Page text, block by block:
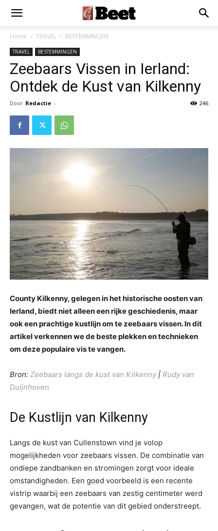
Home TRAVEL BESTEMMINGEN
TRAVEL BESTEMMINGEN
Zeebaars Vissen in Ierland:
Ontdek de Kust van Kilkenny
Door Redactie - 246
County Kilkenny, gelegen in het historische oosten van
Ierland, biedt niet alleen een rijke geschiedenis, maar
ook een prachtige kustlijn om te zeebaars vissen. In dit
artikel verkennen we de beste plekken en technieken
om deze populaire vis te vangen.
Bron: Zeebaars langs de kust van Kilkenny | Rudy van
Duijnhoven
De Kustlijn van Kilkenny
Langs de kust van Cullenstown vind je volop
mogelijkheden voor zeebaars vissen. De combinatie van
ondiepe zandbanken en stromingen zorgt voor ideale
omstandigheden. Een goed voorbeeld is een recente
vistrip waarbij een zeebaars van zestig centimeter werd
gevangen, wat de potentie van dit gebied onderstreept.